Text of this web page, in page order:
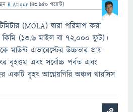
R Atiqur (43,950 পয়েন্ট)
(MOLA) দ্বারা পরিমাপ করা
কিমি (১৩.৬ মাইল বা ৭২,০০০ ফুট)।
মাউন্ট এভারেস্টের উচ্চতার প্রায়
এবং সর্বোচ্চ পর্বত এবং
একটি বৃহৎ আগ্নেয়গিরি অঞ্চল থারসিস